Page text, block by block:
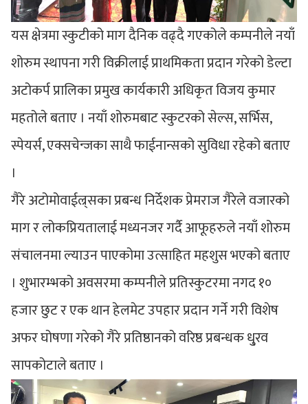
यस क्षेत्रमा स्कुटीको माग दैनिक वढ्दै गएकोले कम्पनीले नयाँ
शोरुम स्थापना गरी विक्रीलाई प्राथमिकता प्रदान गरेको डेल्टा
अटोकर्प प्रालिका प्रमुख कार्यकारी अधिकृत विजय कुमार
महतोले बताए । नयाँ शोरुमबाट स्कुटरको सेल्स, सर्भिस,
स्पेयर्स, एक्सचेन्जका साथै फाईनान्सको सुविधा रहेको बताए
।
गैरे अटोमोवाईल्र्सका प्रबन्ध निर्देशक प्रेमराज गैरेले वजारको
माग र लोकप्रियतालाई मध्यनजर गर्दै आफूहरुले नयाँ शोरुम
संचालनमा ल्याउन पाएकोमा उत्साहित महशुस भएको बताए
। शुभारम्भको अवसरमा कम्पनीले प्रतिस्कुटरमा नगद १०
हजार छुट र एक थान हेलमेट उपहार प्रदान गर्ने गरी विशेष
अफर घोषणा गरेको गैरे प्रतिष्ठानको वरिष्ठ प्रबन्धक धु्रव
सापकोटाले बताए ।